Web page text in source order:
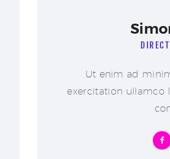
Ut enim ad
exercitation ullamco